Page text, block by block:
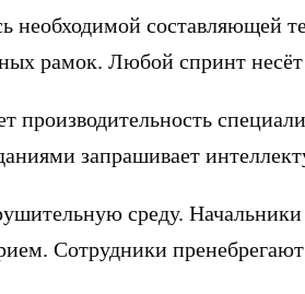
необходимой составляющей
рамок. Любой спринт
производительность
запрашивает
среду.
Сотрудники пренебрегают